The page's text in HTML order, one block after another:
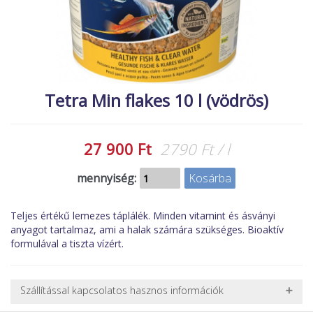
új élőlények
MACSKA
ÉLŐ ÉDESVÍZI
ÉLŐ TENGERI
EXTRA AKCIÓK
Tetra Min flakes 10 l (vödrös)
27 900 Ft 2790 Ft / l
mennyiség:
Teljes értékű lemezes táplálék. Minden vitamint és ásványi
anyagot tartalmaz, ami a halak számára szükséges. Bioaktív
formulával a tiszta vízért.
Szállítással kapcsolatos hasznos információk